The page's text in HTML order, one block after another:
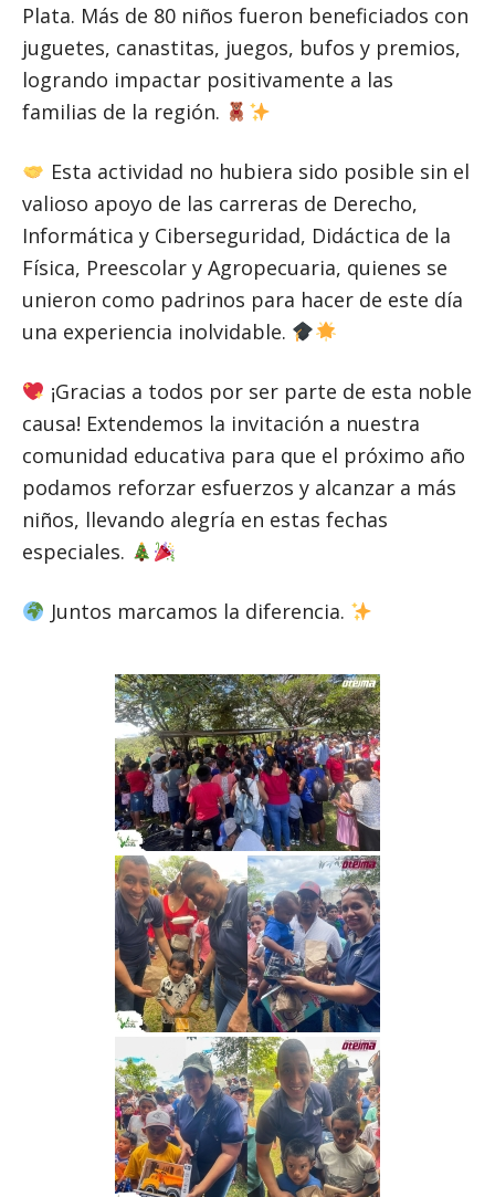
Plata. Más de 80 niños fueron beneficiados con
juguetes, canastitas, juegos, bufos y premios,
logrando impactar positivamente a las
familias de la región.
Esta actividad no hubiera sido posible sin el
valioso apoyo de las carreras de Derecho,
Informática y Ciberseguridad, Didáctica de la
Física, Preescolar y Agropecuaria, quienes se
unieron como padrinos para hacer de este día
una experiencia inolvidable.
¡Gracias a todos por ser parte de esta noble
causa! Extendemos la invitación a nuestra
comunidad educativa para que el próximo año
podamos reforzar esfuerzos y alcanzar a más
niños, llevando alegría en estas fechas
especiales.
Juntos marcamos la diferencia.